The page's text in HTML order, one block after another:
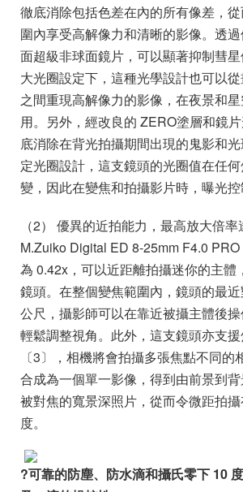
徹底消除包括色差在內的所有像差，
圍內享受高解像力和清晰的影像。透
面超級非球面鏡片，可以顯著抑制彗
大光圈設定下，這種光學設計也可以
之間重現高解像力的影像，在夜景和
用。另外，經改良的 ZERO塗層和鏡
底消除在背光拍攝期間出現的鬼影和
定光圈設計，這支鏡頭的光圈值在任
變，因此在變焦和拍攝影片時，曝光控
（2） 優異的近拍能力，最高放大倍
M.Zuiko Digital ED 8-25mm F4.0
為 0.42x，可以近距離拍攝迷你的主體
鏡頭。在整個變焦範圍內，鏡頭的最
公尺，攝影師可以在靠近被攝主體後
輕鬆調整視角。此外，這支鏡頭亦支
〔3〕，相機將會拍攝多張焦點不同的
合成為一個單一影像，得到由前景到
被對焦的寬景深照片，從而令微距拍
度。
?可靠的防塵、防水滴和攝氏零下 10